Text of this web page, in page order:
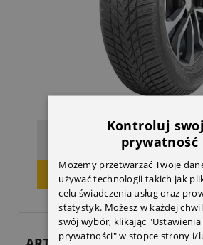
937,87 zł
DODAJ DO
Kontroluj
prywatność
Możemy przetwarzać Twoje
używać technologii takich jak
celu świadczenia usług oraz
statystyk. Możesz w każdej
swój wybór, klikając "Ustawienia
prywatności" w stopce strony i/